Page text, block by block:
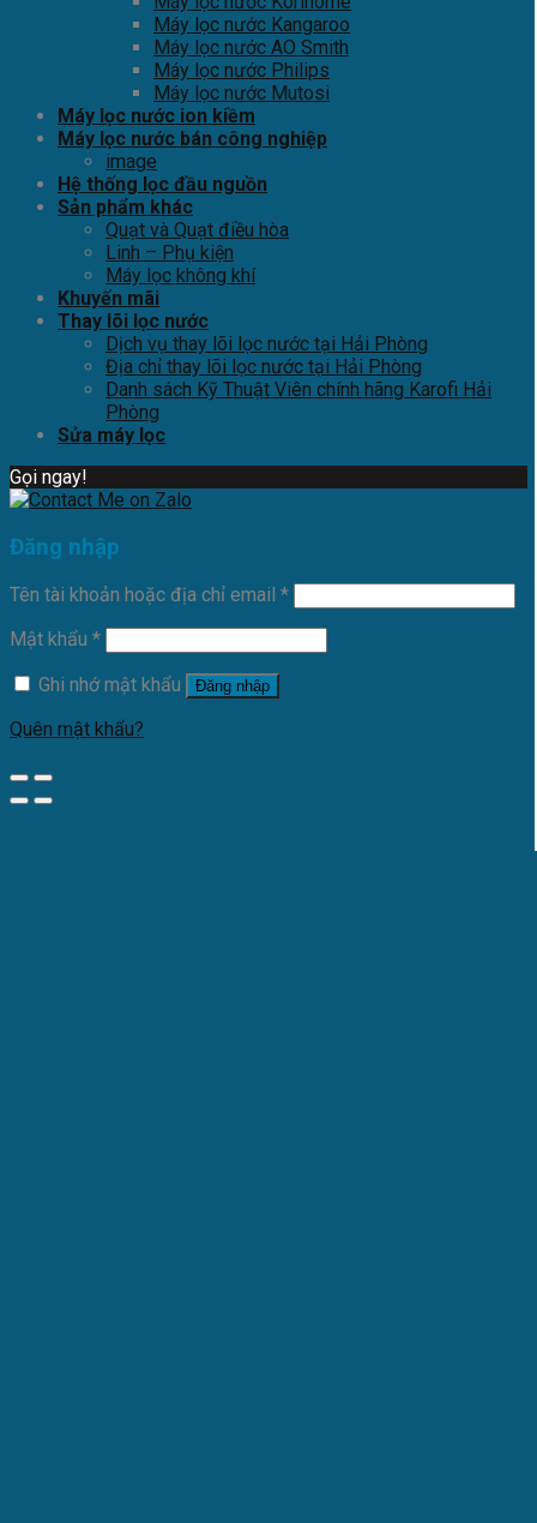
Máy lọc nước Kangaroo
Máy lọc nước AO Smith
Máy lọc nước Philips
Máy lọc nước Mutosi
Máy lọc nước ion kiềm
Máy lọc nước bán công nghiệp
image
Hệ thống lọc đầu nguồn
Sản phẩm khác
Quạt và Quạt điều hòa
Linh – Phụ kiện
Máy lọc không khí
Khuyến mãi
Thay lõi lọc nước
Dịch vụ thay lõi lọc nước tại Hải Phòng
Địa chỉ thay lõi lọc nước tại Hải Phòng
Danh sách Kỹ Thuật Viên chính hãng Karofi Hải
Phòng
Sửa máy lọc
Gọi ngay!
Đăng nhập
Tên tài khoản hoặc địa chỉ email *
Mật khẩu *
Ghi nhớ mật khẩu
Đăng nhập
Quên mật khẩu?